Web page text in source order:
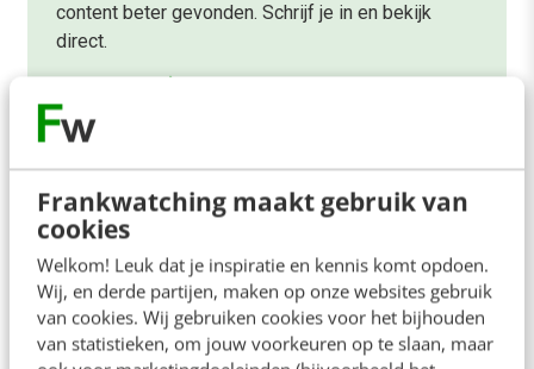
Frankwatching maakt gebruik van
cookies
Welkom! Leuk dat je inspiratie en kennis komt opdoen.
Wij, en derde partijen, maken op onze websites gebruik
van cookies. Wij gebruiken cookies voor het bijhouden
van statistieken, om jouw voorkeuren op te slaan, maar
content beter gevonden. Schrijf je in en bekijk
direct.